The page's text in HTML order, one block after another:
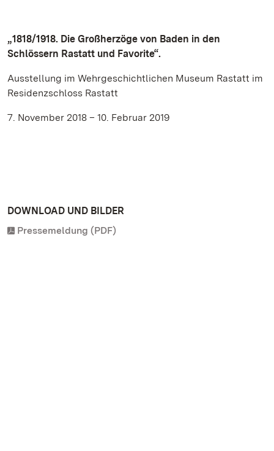
„1818/1918. Die Großherzöge von Baden in den
Schlössern Rastatt und Favorite“.
Ausstellung im Wehrgeschichtlichen Museum Rastatt im
Residenzschloss Rastatt
7. November 2018 – 10. Februar 2019
DOWNLOAD UND BILDER
Pressemeldung (PDF)